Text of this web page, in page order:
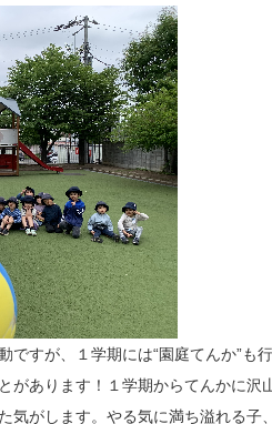
ですが、１学期には“園庭てんか”も
があります！１学期からてんかに沢
気がします。やる気に満ち溢れる